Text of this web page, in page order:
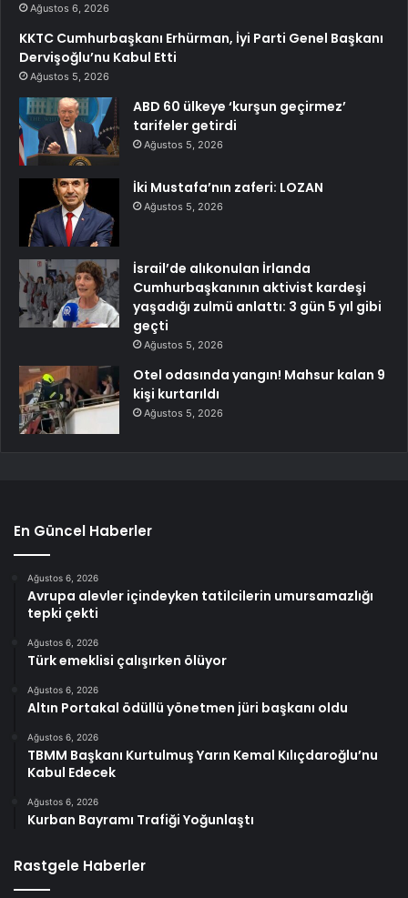
Ağustos 6, 2026
KKTC Cumhurbaşkanı Erhürman, İyi Parti Genel Başkanı
Dervişoğlu’nu Kabul Etti
Ağustos 5, 2026
ABD 60 ülkeye ‘kurşun geçirmez’
tarifeler getirdi
Ağustos 5, 2026
İki Mustafa’nın zaferi: LOZAN
Ağustos 5, 2026
İsrail’de alıkonulan İrlanda
Cumhurbaşkanının aktivist kardeşi
yaşadığı zulmü anlattı: 3 gün 5 yıl gibi
geçti
Ağustos 5, 2026
Otel odasında yangın! Mahsur kalan 9
kişi kurtarıldı
Ağustos 5, 2026
En Güncel Haberler
Ağustos 6, 2026
Avrupa alevler içindeyken tatilcilerin umursamazlığı
tepki çekti
Ağustos 6, 2026
Türk emeklisi çalışırken ölüyor
Ağustos 6, 2026
Altın Portakal ödüllü yönetmen jüri başkanı oldu
Ağustos 6, 2026
TBMM Başkanı Kurtulmuş Yarın Kemal Kılıçdaroğlu’nu
Kabul Edecek
Ağustos 6, 2026
Kurban Bayramı Trafiği Yoğunlaştı
Rastgele Haberler